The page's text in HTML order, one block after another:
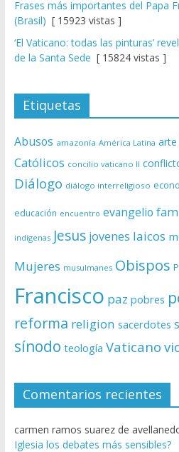
Frases más importantes del Papa
(Brasil) [ 15923 vistas ]
‘El Vaticano: todas las pinturas’
de la Santa Sede [ 15824 vistas ]
Etiquetas
Abusos amazonía América Latina arte
Católicos concilio vaticano II
Diálogo diálogo interreligioso
educación encuentro evangelio
indígenas Jesus jovenes laicos
Mujeres musulmanes Obispos
Francisco paz pobres
reforma religion sacerdotes
sínodo teología Vaticano
Comentarios recientes
carmen ramos suarez de
Iglesia los debates más sensibles?